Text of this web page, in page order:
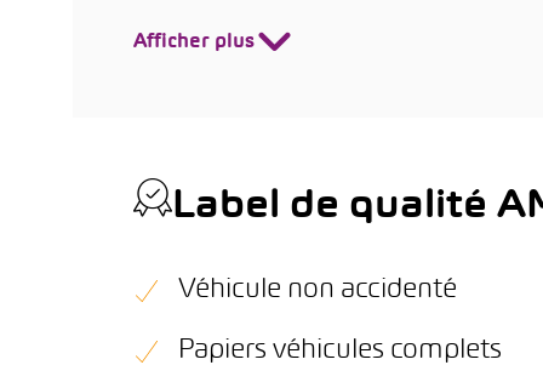
Afficher plus
Label de qualité
Véhicule non accidenté
Papiers véhicules complets